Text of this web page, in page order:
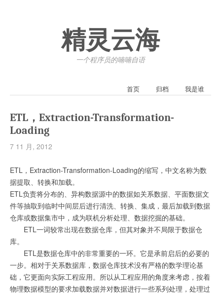
精灵云海
一个程序员的喃喃自语
首页 归档 我是谁
ETL，Extraction-Transformation-
Loading
7 11 月, 2012
ETL，Extraction-Transformation-Loading的缩写，中文名称为数
据提取、转换和加载。
ETL负责将分布的、异构数据源中的数据如关系数据、平面数据文
件等抽取到临时中间层后进行清洗、转换、集成，最后加载到数据
仓库或数据集市中，成为联机分析处理、数据挖掘的基础。
ETL一词较常出现在数据仓库，但其对象并不局限于数据仓
库。
ETL是数据仓库中的非常重要的一环。它是承前启后的必要的
一步。相对于关系数据库，数据仓库技术没有严格的数学理论基
础，它更面向实际工程应用。所以从工程应用的角度来考虑，按着
物理数据模型的要求加载数据并对数据进行一些系列处理，处理过